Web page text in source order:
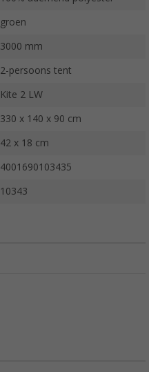
groen
3000 mm
2-persoons tent
Kite 2 LW
330 x 140 x 90 cm
42 x 18 cm
4001690103435
10343